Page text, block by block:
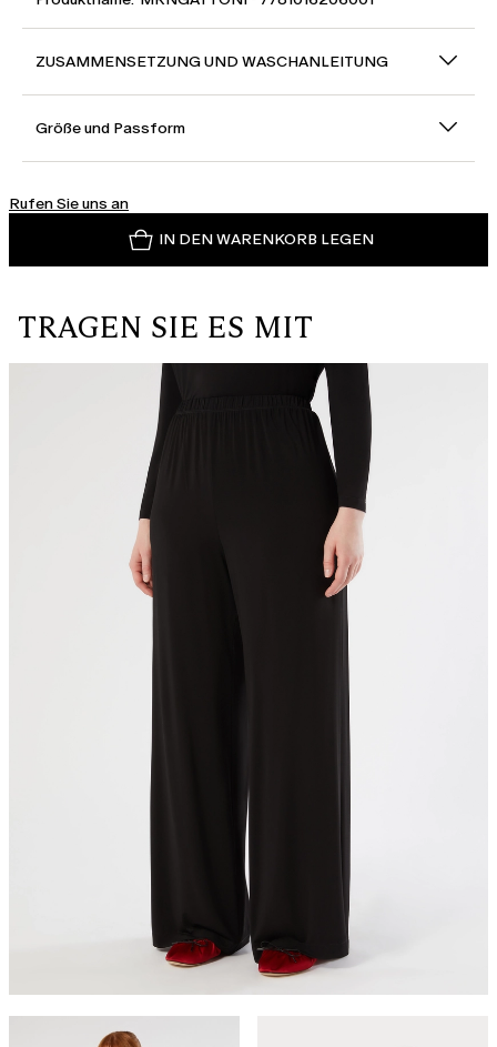
ZUSAMMENSETZUNG UND WASCHANLEITUNG
Größe und Passform
Rufen Sie uns an
IN DEN WARENKORB LEGEN
TRAGEN SIE ES MIT